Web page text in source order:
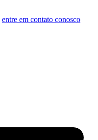
entre em contato conosco